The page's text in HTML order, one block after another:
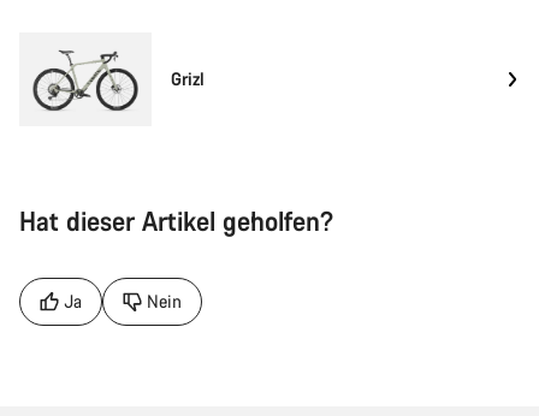
Grizl
Hat dieser Artikel geholfen?
Ja Nein